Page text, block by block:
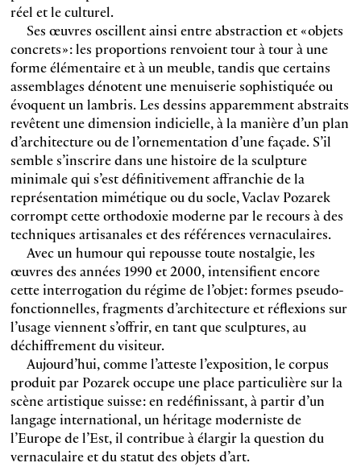
réel et le culturel.
Ses œuvres oscillent ainsi entre abstraction et « objets
concrets » : les proportions renvoient tour à tour à une
forme élémentaire et à un meuble, tandis que certains
assemblages dénotent une menuiserie sophistiquée ou
évoquent un lambris. Les dessins apparemment abstraits
revêtent une dimension indicielle, à la manière d’un plan
d’architecture ou de l’ornementation d’une façade. S’il
semble s’inscrire dans une histoire de la sculpture
minimale qui s’est définitivement affranchie de la
représentation mimétique ou du socle, Vaclav Pozarek
corrompt cette orthodoxie moderne par le recours à des
techniques artisanales et des références vernaculaires.
Avec un humour qui repousse toute nostalgie, les
œuvres des années 1990 et 2000, intensifient encore
cette interrogation du régime de l’objet : formes pseudo-
fonctionnelles, fragments d’architecture et réflexions sur
l’usage viennent s’offrir, en tant que sculptures, au
déchiffrement du visiteur.
Aujourd’hui, comme l’atteste l’exposition, le corpus
produit par Pozarek occupe une place particulière sur la
scène artistique suisse : en redéfinissant, à partir d’un
langage international, un héritage moderniste de
l’Europe de l’Est, il contribue à élargir la question du
vernaculaire et du statut des objets d’art.